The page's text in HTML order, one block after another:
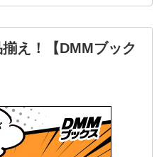
え！【DMMブック